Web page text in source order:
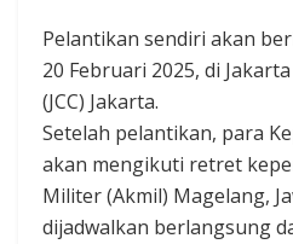
Pelantikan sendiri akan
20 Februari 2025, di
(JCC) Jakarta.
Setelah pelantikan, para
akan mengikuti retret
Militer (Akmil) Magelang,
dijadwalkan berlangsung